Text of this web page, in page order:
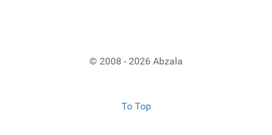
© 2008 - 2026 Abzala
To Top